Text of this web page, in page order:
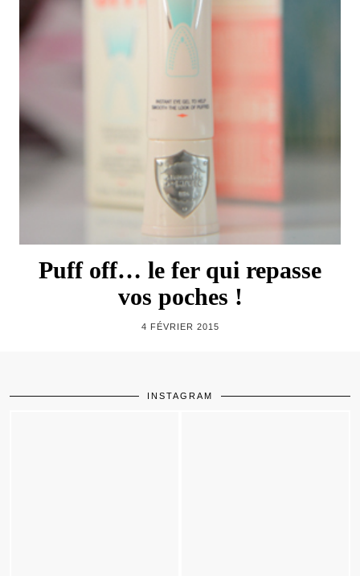
Puff off… le fer qui repasse
vos poches !
4 FÉVRIER 2015
INSTAGRAM